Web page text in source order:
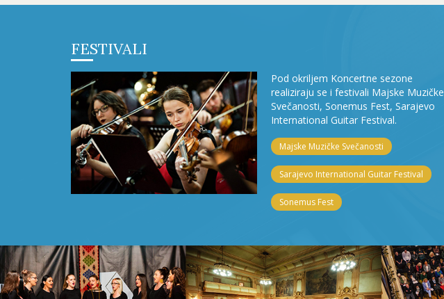
FESTIVALI
Pod okriljem Koncertne sezone
realiziraju se i festivali Majske Muzičke
Svečanosti, Sonemus Fest, Sarajevo
International Guitar Festival.
Majske Muzičke Svečanosti
Sarajevo International Guitar Festival
Sonemus Fest